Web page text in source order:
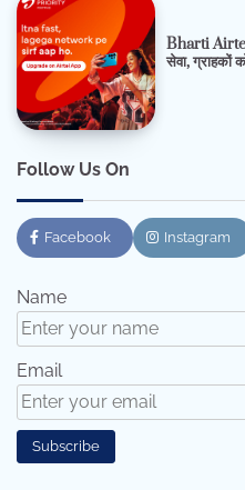
Bharti Airtel
सेवा, ग्राहकों
Follow Us On
Facebook Instagram
Name
Email